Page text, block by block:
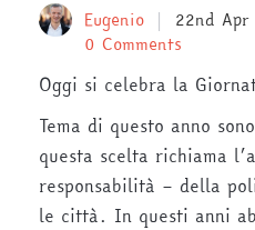
Eugenio 22nd
0 Comments
Oggi si celebra la
Tema di questo anno
questa scelta richiama
responsabilità – della
le città. In questi anni